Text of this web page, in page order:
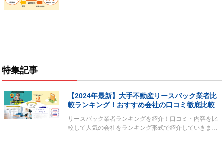
特集記事
【2024年最新】大手不動産リースバック業者比
較ランキング！おすすめ会社の口コミ徹底比較
リースバック業者ランキングを紹介！口コミ・内容を比
較して人気の会社をランキング形式で紹介していきま…